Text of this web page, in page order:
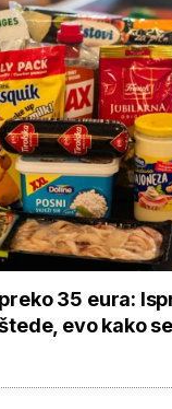
35 eura:
evo kako